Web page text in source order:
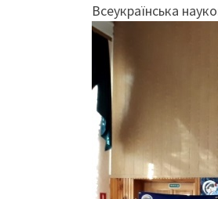
Всеукраїнська